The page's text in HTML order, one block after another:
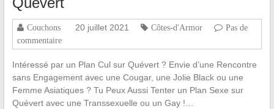
Couchons 20 juillet 2021 Côtes-d'Armor
Pas de
commentaire
Intéressé par un Plan Cul sur Quévert ? Envie d’une Rencontre
sans Engagement avec une Cougar, une Jolie Black ou une
Femme Asiatiques ? Tu Peux Aussi Tenter un Plan Sexe sur
Quévert avec une Transsexuelle ou un Gay !…